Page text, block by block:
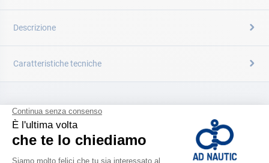
Descrizione
Caratteristiche tecniche
CATALOGARE
Scopri la